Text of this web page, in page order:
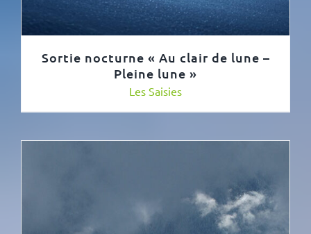
Sortie nocturne « Au clair de lune –
Pleine lune »
Les Saisies